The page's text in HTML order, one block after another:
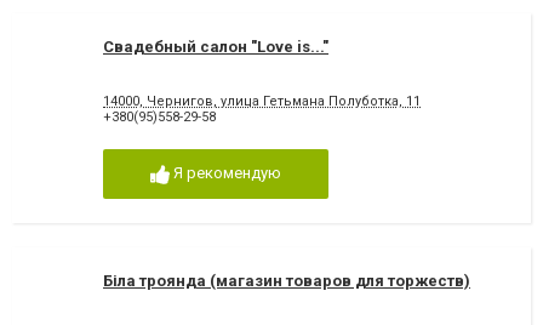
Свадебный салон "Love is..."
14000, Чернигов, улица Гетьмана Полуботка, 11
+380(95)558-29-58
Я рекомендую
Біла троянда (магазин товаров для торжеств)